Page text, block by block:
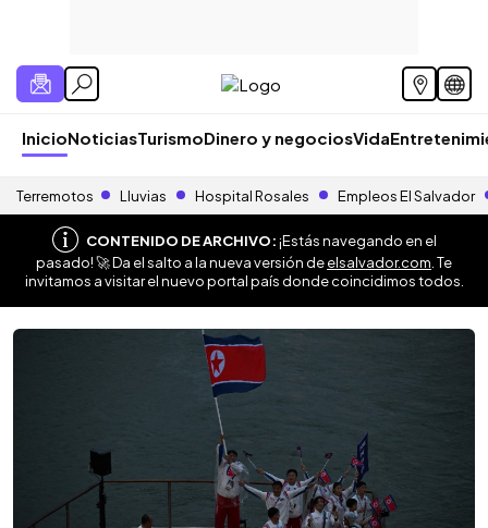
InicioNoticiasTurismoDinero y negociosVida
Terremotos Lluvias Hospital Rosales Empleos El Salvador
CONTENIDO DE ARCHIVO:¡Estás navegando en el
pasado! 🚀 Da el salto a la nueva versión deelsalvador.com . Te
invitamos a visitar el nuevo portal país donde coincidimos todos.